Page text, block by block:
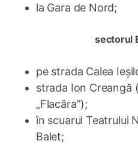
la Gara de Nord;
sectorul
pe strada Calea
strada Ion Creangă
„Flacăra”);
în scuarul Teatrului
Balet;